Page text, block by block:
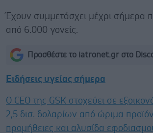
Έχουν συμμετάσχει μέχρι σήμερα
από 6.000 γονείς.
Προσθέστε το iatronet.gr στο
Ειδήσεις υγείας σήμερα
Ο CEO της GSK στοχεύει σε
2,5 δισ. δολαρίων από ώριμα
προμήθειες και αλυσίδα